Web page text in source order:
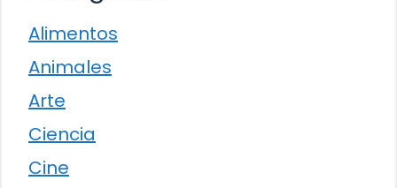
Alimentos
Animales
Arte
Ciencia
Cine